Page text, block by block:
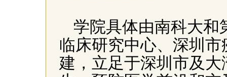
学院具体由南科大和
临床研究中心、深圳
建，立足于深圳市及